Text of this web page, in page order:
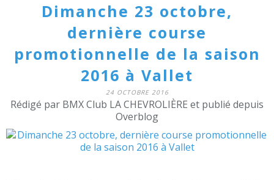
Dimanche 23 octobre,
dernière course
promotionnelle de la saison
2016 à Vallet
24 OCTOBRE 2016
Rédigé par BMX Club LA CHEVROLIÈRE et publié depuis
Overblog